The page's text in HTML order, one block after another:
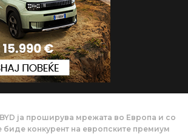
BYD ја проширува мрежата во Европа и со
биде конкурент на европските премиум